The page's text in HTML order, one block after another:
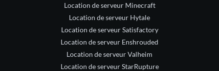
Location de serveur Minecraft
Location de serveur Hytale
Location de serveur Satisfactory
Location de serveur Enshrouded
Location de serveur Valheim
Location de serveur StarRupture